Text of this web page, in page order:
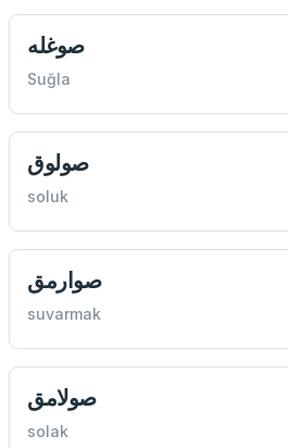
صوغله
Suğla
صولوق
soluk
صوارمق
suvarmak
صولامق
solak